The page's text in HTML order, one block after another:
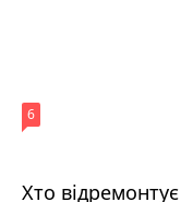
Хто
6